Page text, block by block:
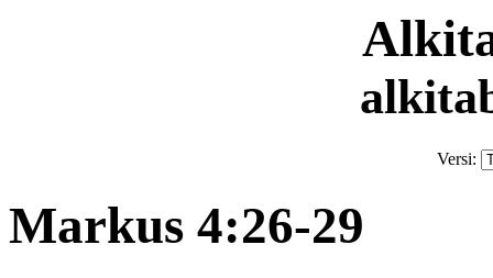
Versi:
Markus 4:26-29